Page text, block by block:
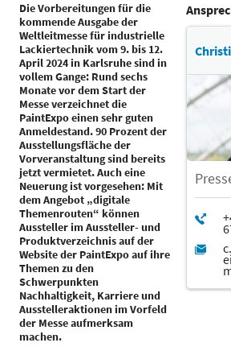
Die Vorbereitungen für die
kommende Ausgabe der
Weltleitmesse für industrielle
Lackiertechnik vom 9. bis 12.
April 2024 in Karlsruhe sind in
vollem Gange: Rund sechs
Monate vor dem Start der
Messe verzeichnet die
PaintExpo einen sehr guten
Anmeldestand. 90 Prozent der
Ausstellungsfläche der
Vorveranstaltung sind bereits
jetzt vermietet. Auch eine
Neuerung ist vorgesehen: Mit
dem Angebot „digitale
Themenrouten“ können
Aussteller im Aussteller- und
Produktverzeichnis auf der
Website der PaintExpo auf ihre
Themen zu den
Schwerpunkten
Nachhaltigkeit, Karriere und
Ausstelleraktionen im Vorfeld
der Messe aufmerksam
machen.